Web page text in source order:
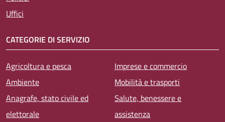
Uffici
CATEGORIE DI SERVIZIO
Agricoltura e pesca
Ambiente
Anagrafe, stato civile ed
elettorale
Imprese e commercio
Mobilità e trasporti
Salute, benessere e
assistenza